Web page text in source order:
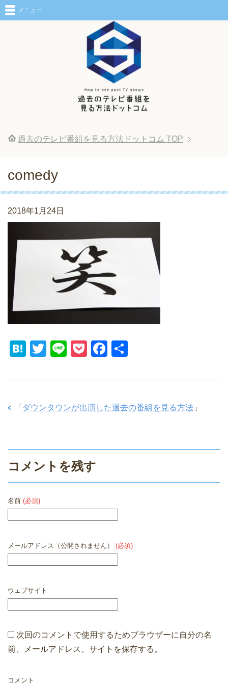
メニュー
過去のテレビ番組を見る方法ドットコム TOP
comedy
2018年1月24日
H
e
a
T
tt
Li
e
P
ck
F
c
b
o
「 ダウンタウンが出演した過去の番組を見る方法 」
コメントを残す
名前 (必須)
メールアドレス（公開されません） (必須)
ウェブサイト
次回のコメントで使用するためブラウザーに自分の名
前、メールアドレス、サイトを保存する。
コメント